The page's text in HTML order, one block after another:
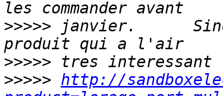
>>>>> janvier.
>>>>>
>>>>> http://